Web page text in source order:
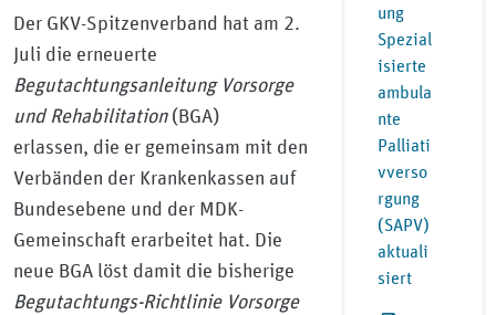
Der GKV-Spitzenverband hat am 2.
Juli die erneuerte
Begutachtungsanleitung Vorsorge
und Rehabilitation(BGA)
erlassen, die er gemeinsam mit den
Verbänden der Krankenkassen auf
Bundesebene und der MDK-
Gemeinschaft erarbeitet hat. Die
neue BGA löst damit die bisherige
Begutachtungs-Richtlinie Vorsorge
ung
Spezial
isierte
ambula
nte
Palliati
vverso
rgung
(SAPV)
aktuali
siert